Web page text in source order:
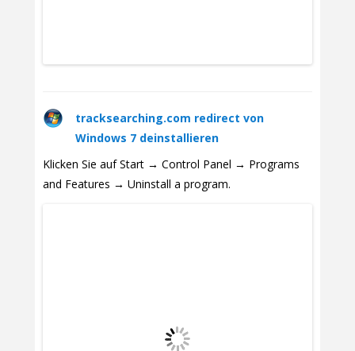
tracksearching.com redirect von
Windows 7 deinstallieren
Klicken Sie auf Start → Control Panel → Programs
and Features → Uninstall a program.